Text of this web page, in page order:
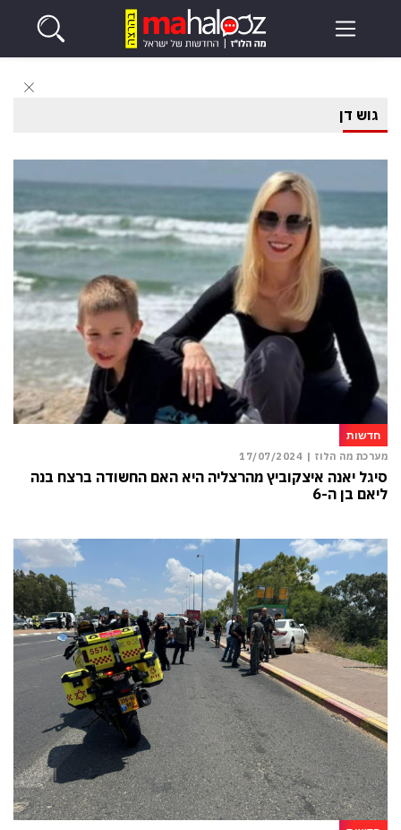
גוש דן
חדשות
מערכת מה הלוז | 17/07/2024
סיגל יאנה איצקוביץ מהרצליה היא האם החשודה ברצח בנה
ליאם בן ה-6